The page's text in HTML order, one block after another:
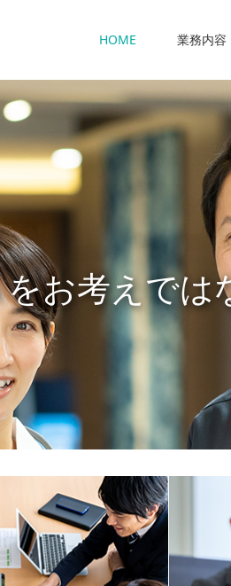
HOME 業務内容
お考えでは
する相手は